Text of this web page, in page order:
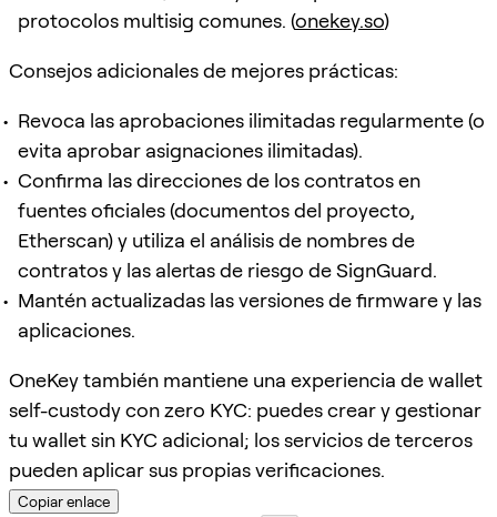
protocolos multisig comunes. (onekey.so)
Consejos adicionales de mejores prácticas:
Revoca las aprobaciones ilimitadas regularmente (o
evita aprobar asignaciones ilimitadas).
Confirma las direcciones de los contratos en
fuentes oficiales (documentos del proyecto,
Etherscan) y utiliza el análisis de nombres de
contratos y las alertas de riesgo de SignGuard.
Mantén actualizadas las versiones de firmware y las
aplicaciones.
OneKey también mantiene una experiencia de wallet
self-custody con zero KYC: puedes crear y gestionar
tu wallet sin KYC adicional; los servicios de terceros
pueden aplicar sus propias verificaciones.
Copiar enlace